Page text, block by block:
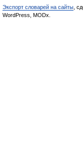
Экспорт словарей на сайты ,
WordPress, MODx.